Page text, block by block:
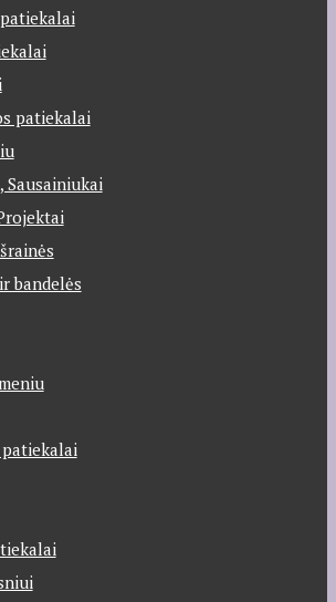
patiekalai
Sausainiukai
bandelės